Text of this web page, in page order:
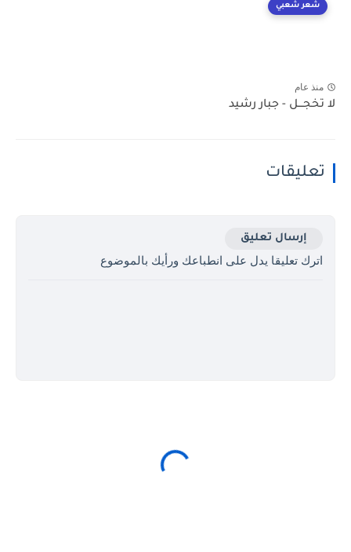
شعر شعبي
منذ عام
لا تخجـــل - جبار رشيد
تعليقات
إرسال تعليق
اترك تعليقا يدل على انطباعك ورأيك بالموضوع